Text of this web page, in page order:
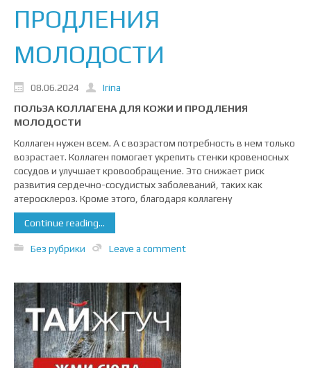
ПРОДЛЕНИЯ
МОЛОДОСТИ
08.06.2024
Irina
ПОЛЬЗА КОЛЛАГЕНА ДЛЯ КОЖИ И ПРОДЛЕНИЯ
МОЛОДОСТИ
Коллаген нужен всем. А с возрастом потребность в нем только
возрастает. Коллаген помогает укрепить стенки кровеносных
сосудов и улучшает кровообращение. Это снижает риск
развития сердечно-сосудистых заболеваний, таких как
атеросклероз. Кроме этого, благодаря коллагену
Continue reading...
Без рубрики Leave a comment